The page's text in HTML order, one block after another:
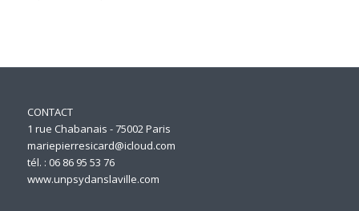
CONTACT
1 rue Chabanais - 75002 Paris
mariepierresicard@icloud.com
tél. : 06 86 95 53 76
www.unpsydanslaville.com